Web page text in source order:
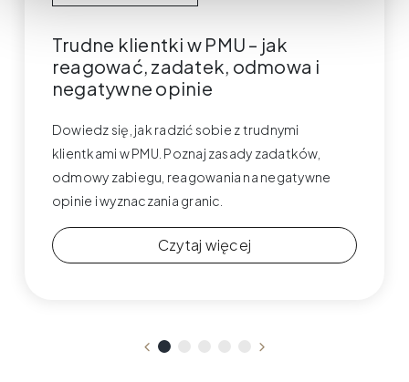
Trudne klientki w PMU – jak
reagować, zadatek, odmowa i
negatywne opinie
Dowiedz się, jak radzić sobie z trudnymi
klientkami w PMU. Poznaj zasady zadatków,
odmowy zabiegu, reagowania na negatywne
opinie i wyznaczania granic.
Czytaj więcej